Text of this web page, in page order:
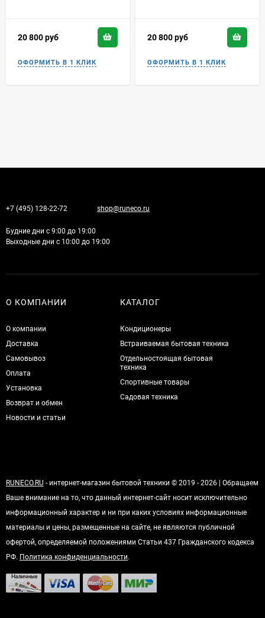
20 800руб 20 800руб
+7 (495) 128-22-72 shop@runeco.ru
Будние дни с 9:00 до 19:00
Выходные дни с 10:00 до 19:00
О КОМПАНИИ
О компании
Доставка
Самовывоз
Оплата
Установка
Возврат и обмен
Новости и статьи
КАТАЛОГ
Кондиционеры
Встраиваемая бытовая техника
Отдельностоящая бытовая
техника
Спортивные товары
Садовая техника
RUNECO.RU - интернет-магазин бытовой техники © 2019 - 2026 | Обращаем
Ваше внимание на то, что данный интернет-сайт носит исключительно
информационный характер и ни при каких условиях информационные
материалы и цены, размещенные на сайте, не являются публичной
офертой, определяемой положениями Статьи 437 Гражданского кодекса
РФ. Политика конфиденциальности.